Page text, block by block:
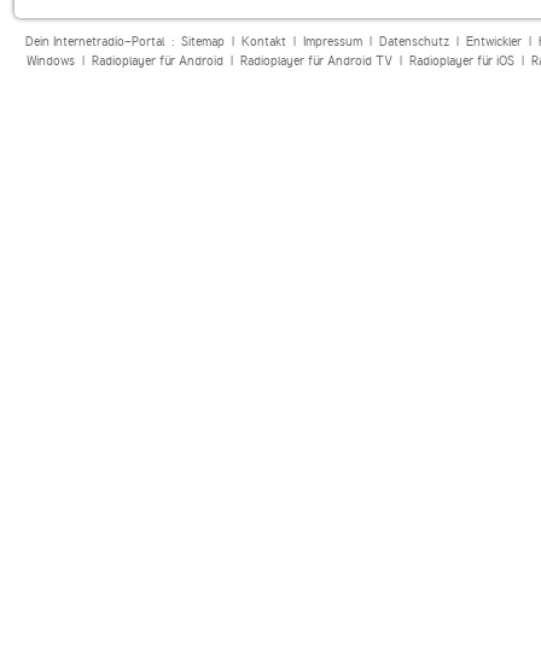
Dein Internetradio-Portal : Sitemap| Kontakt| Impressum| Datenschutz| Entwickler|
Windows| Radioplayer für Android| Radioplayer für Android TV| Radioplayer für iOS|